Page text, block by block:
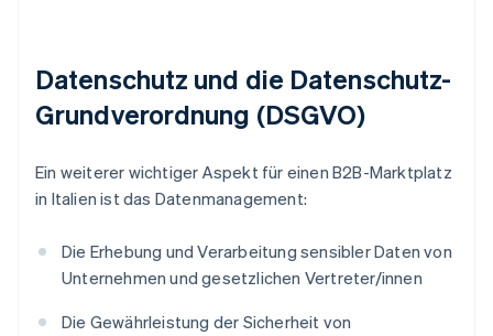
Datenschutz und die Datenschutz-
Grundverordnung (DSGVO)
Ein weiterer wichtiger Aspekt für einen B2B-Marktplatz
in Italien ist das Datenmanagement:
Die Erhebung und Verarbeitung sensibler Daten von
Unternehmen und gesetzlichen Vertreter/innen
Die Gewährleistung der Sicherheit von